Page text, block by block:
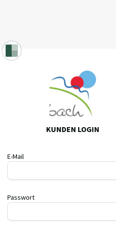
KUNDEN LOGIN
E-Mail
Passwort